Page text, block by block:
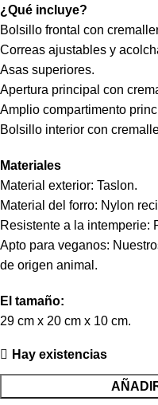
¿Qué incluye?
Bolsillo frontal con
Correas ajustables y
Asas superiores.
Apertura principal con
Amplio compartimento
Bolsillo interior con
Materiales
Material exterior: Taslon.
Material del forro: Nylon
Resistente a la intemperie:
Apto para veganos:
de origen animal.
El tamaño:
29 cm x 20 cm x 10 cm.
Hay existencias